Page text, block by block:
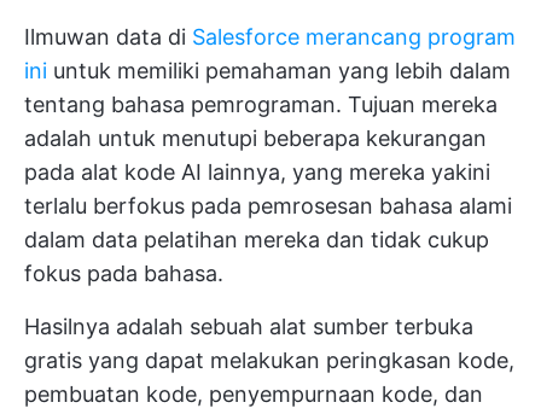
Ilmuwan data di Salesforce merancang program
ini untuk memiliki pemahaman yang lebih dalam
tentang bahasa pemrograman. Tujuan mereka
adalah untuk menutupi beberapa kekurangan
pada alat kode AI lainnya, yang mereka yakini
terlalu berfokus pada pemrosesan bahasa alami
dalam data pelatihan mereka dan tidak cukup
fokus pada bahasa.
Hasilnya adalah sebuah alat sumber terbuka
gratis yang dapat melakukan peringkasan kode,
pembuatan kode, penyempurnaan kode, dan